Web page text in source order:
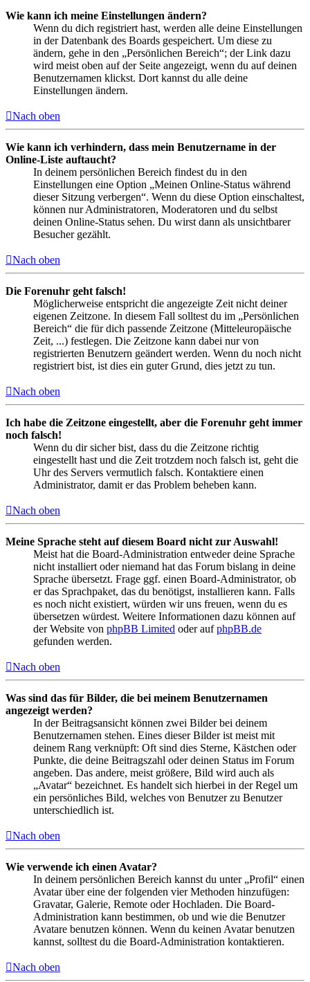
Wie kann ich meine Einstellungen ändern?
Wenn du dich registriert hast, werden alle deine Einstellungen
in der Datenbank des Boards gespeichert. Um diese zu
ändern, gehe in den „Persönlichen Bereich“; der Link dazu
wird meist oben auf der Seite angezeigt, wenn du auf deinen
Benutzernamen klickst. Dort kannst du alle deine
Einstellungen ändern.
Nach oben
Wie kann ich verhindern, dass mein Benutzername in der
Online-Liste auftaucht?
In deinem persönlichen Bereich findest du in den
Einstellungen eine Option „Meinen Online-Status während
dieser Sitzung verbergen“. Wenn du diese Option einschaltest,
können nur Administratoren, Moderatoren und du selbst
deinen Online-Status sehen. Du wirst dann als unsichtbarer
Besucher gezählt.
Nach oben
Die Forenuhr geht falsch!
Möglicherweise entspricht die angezeigte Zeit nicht deiner
eigenen Zeitzone. In diesem Fall solltest du im „Persönlichen
Bereich“ die für dich passende Zeitzone (Mitteleuropäische
Zeit, ...) festlegen. Die Zeitzone kann dabei nur von
registrierten Benutzern geändert werden. Wenn du noch nicht
registriert bist, ist dies ein guter Grund, dies jetzt zu tun.
Nach oben
Ich habe die Zeitzone eingestellt, aber die Forenuhr geht immer
noch falsch!
Wenn du dir sicher bist, dass du die Zeitzone richtig
eingestellt hast und die Zeit trotzdem noch falsch ist, geht die
Uhr des Servers vermutlich falsch. Kontaktiere einen
Administrator, damit er das Problem beheben kann.
Nach oben
Meine Sprache steht auf diesem Board nicht zur Auswahl!
Meist hat die Board-Administration entweder deine Sprache
nicht installiert oder niemand hat das Forum bislang in deine
Sprache übersetzt. Frage ggf. einen Board-Administrator, ob
er das Sprachpaket, das du benötigst, installieren kann. Falls
es noch nicht existiert, würden wir uns freuen, wenn du es
übersetzen würdest. Weitere Informationen dazu können auf
der Website von phpBB Limited oder aufphpBB.de
gefunden werden.
Nach oben
Was sind das für Bilder, die bei meinem Benutzernamen
angezeigt werden?
In der Beitragsansicht können zwei Bilder bei deinem
Benutzernamen stehen. Eines dieser Bilder ist meist mit
deinem Rang verknüpft: Oft sind dies Sterne, Kästchen oder
Punkte, die deine Beitragszahl oder deinen Status im Forum
angeben. Das andere, meist größere, Bild wird auch als
„Avatar“ bezeichnet. Es handelt sich hierbei in der Regel um
ein persönliches Bild, welches von Benutzer zu Benutzer
unterschiedlich ist.
Nach oben
Wie verwende ich einen Avatar?
In deinem persönlichen Bereich kannst du unter „Profil“ einen
Avatar über eine der folgenden vier Methoden hinzufügen:
Gravatar, Galerie, Remote oder Hochladen. Die Board-
Administration kann bestimmen, ob und wie die Benutzer
Avatare benutzen können. Wenn du keinen Avatar benutzen
kannst, solltest du die Board-Administration kontaktieren.
Nach oben